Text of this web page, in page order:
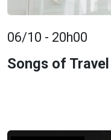
06/10 - 20h00
Songs of Travel